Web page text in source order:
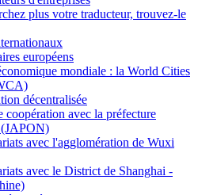
plus votre traducteur, trouvez-le
européens
mondiale : la World Cities
décentralisée
coopération avec la préfecture
avec l'agglomération de Wuxi
avec le District de Shanghai -